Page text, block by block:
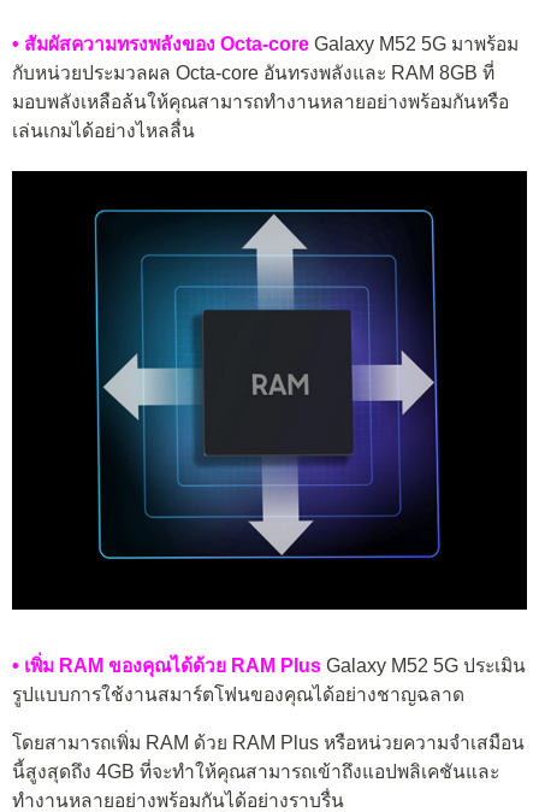
• สัมผัสความทรงพลังของ Octa-core Galaxy M52 5G มาพร้อม
กับหน่วยประมวลผล Octa-core อันทรงพลังและ RAM 8GB ที่
มอบพลังเหลือล้นให้คุณสามารถทำงานหลายอย่างพร้อมกันหรือ
เล่นเกมได้อย่างไหลลื่น
• เพิ่ม RAM ของคุณได้ด้วย RAM Plus Galaxy M52 5G ประเมิน
รูปแบบการใช้งานสมาร์ตโฟนของคุณได้อย่างชาญฉลาด
โดยสามารถเพิ่ม RAM ด้วย RAM Plus หรือหน่วยความจำเสมือน
นี้สูงสุดถึง 4GB ที่จะทำให้คุณสามารถเข้าถึงแอปพลิเคชันและ
ทำงานหลายอย่างพร้อมกันได้อย่างราบรื่น